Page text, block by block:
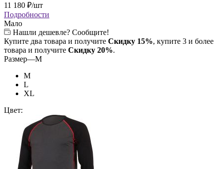
11 180 ₽/шт
Подробности
Мало
Нашли дешевле? Сообщите!
Купите два товара и получите Скидку 15%, купите 3 и более
товара и получите Скидку 20%.
Размер—M
M
L
XL
Цвет: